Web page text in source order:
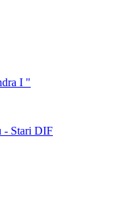
I "
- Stari DIF